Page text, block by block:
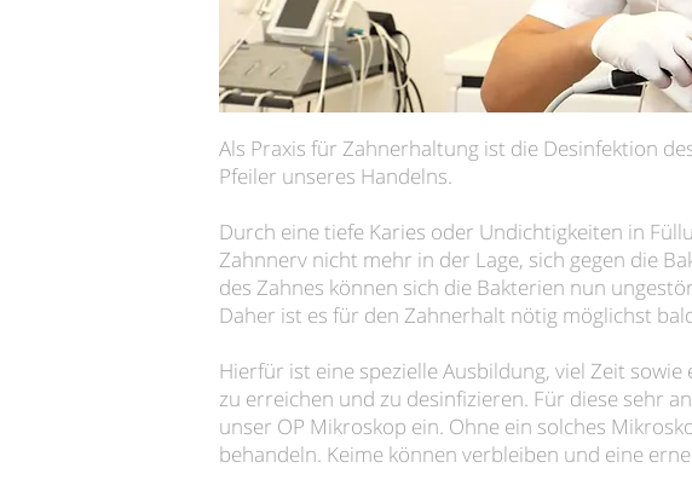
Als Praxis für Zahnerhaltung ist die Desinfektion
Pfeiler unseres Handelns.
Durch eine tiefe Karies oder Undichtigkeiten in
Zahnnerv nicht mehr in der Lage, sich gegen die
des Zahnes können sich die Bakterien nun
Daher ist es für den Zahnerhalt nötig möglichst
Hierfür ist eine spezielle Ausbildung, viel Zeit
zu erreichen und zu desinfizieren. Für diese sehr
unser OP Mikroskop ein. Ohne ein solches
behandeln. Keime können verbleiben und eine